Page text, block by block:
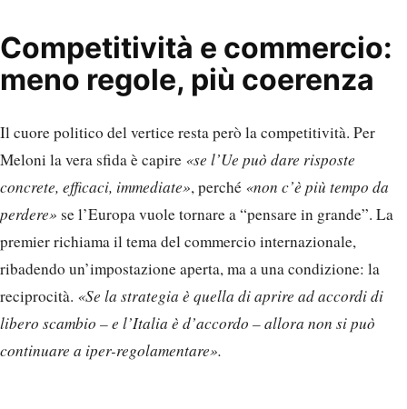
Competitività e commercio:
meno regole, più coerenza
Il cuore politico del vertice resta però la competitività. Per
Meloni la vera sfida è capire «se l’Ue può dare risposte
concrete, efficaci, immediate», perché «non c’è più tempo da
perdere» se l’Europa vuole tornare a “pensare in grande”. La
premier richiama il tema del commercio internazionale,
ribadendo un’impostazione aperta, ma a una condizione: la
reciprocità. «Se la strategia è quella di aprire ad accordi di
libero scambio – e l’Italia è d’accordo – allora non si può
continuare a iper-regolamentare».